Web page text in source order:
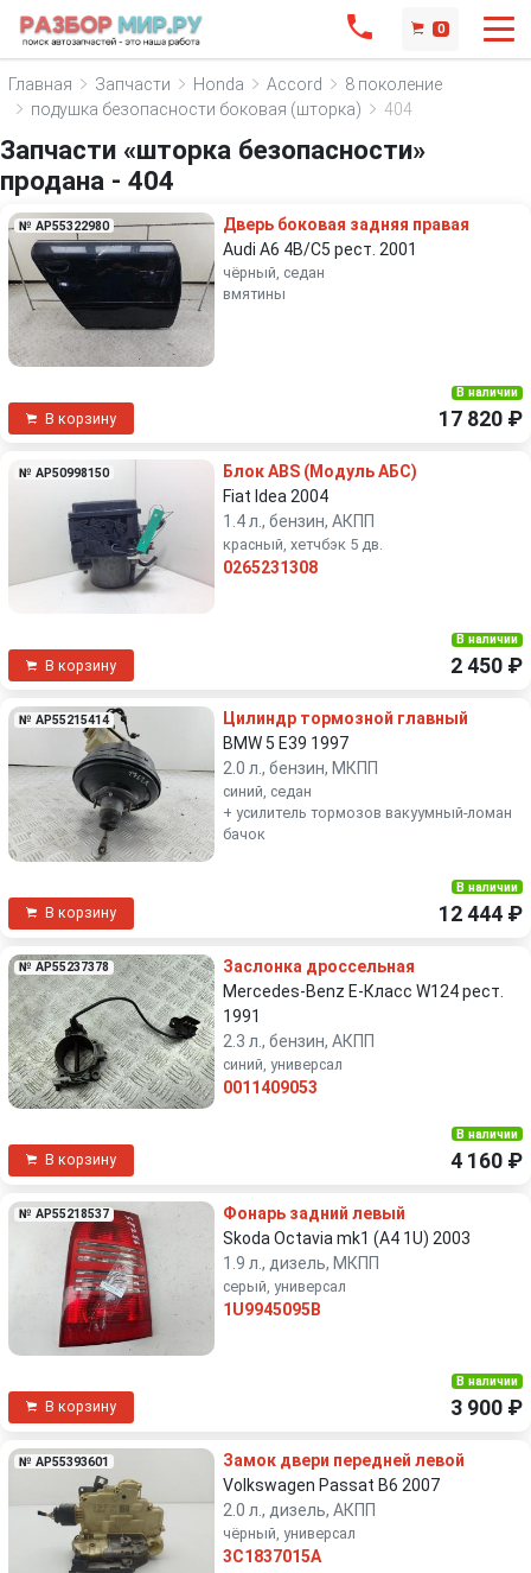
0
Главная Запчасти Honda Accord
8 поколение
подушка безопасности боковая (шторка)
404
Запчасти «шторка безопасности»
продана - 404
№ AP55322980
Дверь боковая задняя правая
Audi A6 4B/C5 рест. 2001
чёрный, седан
вмятины
В корзину
В наличии
17 820 ₽
№ AP50998150
Блок ABS (Модуль АБС)
Fiat Idea 2004
1.4 л., бензин, АКПП
красный, хетчбэк 5 дв.
0265231308
В корзину
В наличии
2 450 ₽
№ AP55215414
Цилиндр тормозной главный
BMW 5 E39 1997
2.0 л., бензин, МКПП
синий, седан
+ усилитель тормозов вакуумный-ломан
бачок
В корзину
В наличии
12 444 ₽
№ AP55237378
Заслонка дроссельная
Mercedes-Benz E-Класс W124 рест.
1991
2.3 л., бензин, АКПП
синий, универсал
0011409053
В корзину
В наличии
4 160 ₽
№ AP55218537
Фонарь задний левый
Skoda Octavia mk1 (A4 1U) 2003
1.9 л., дизель, МКПП
серый, универсал
1U9945095B
В корзину
В наличии
3 900 ₽
№ AP55393601
Замок двери передней левой
Volkswagen Passat B6 2007
2.0 л., дизель, АКПП
чёрный, универсал
3C1837015A